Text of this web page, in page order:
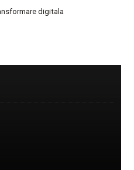
digitala